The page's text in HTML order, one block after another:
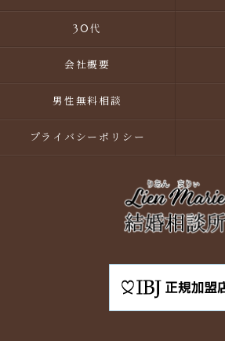
30代
会社概要
男性無料相談
プライバシーポリシー